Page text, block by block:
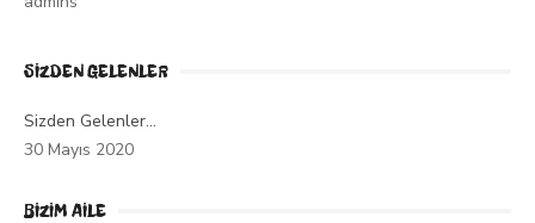
SIZDEN GELENLER
Sizden Gelenler…
30 Mayıs 2020
BİZİM AİLE